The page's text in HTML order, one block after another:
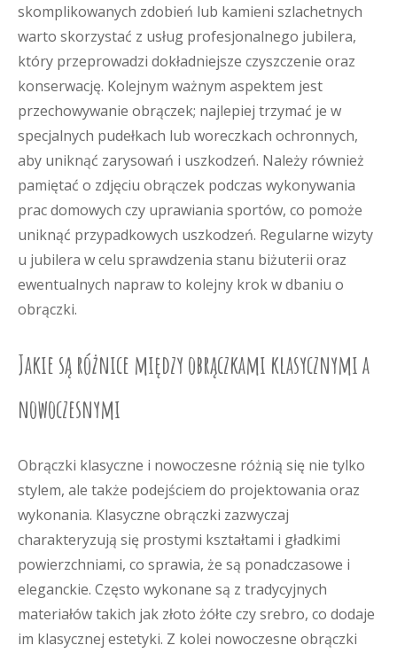
skomplikowanych zdobień lub kamieni szlachetnych
warto skorzystać z usług profesjonalnego jubilera,
który przeprowadzi dokładniejsze czyszczenie oraz
konserwację. Kolejnym ważnym aspektem jest
przechowywanie obrączek; najlepiej trzymać je w
specjalnych pudełkach lub woreczkach ochronnych,
aby uniknąć zarysowań i uszkodzeń. Należy również
pamiętać o zdjęciu obrączek podczas wykonywania
prac domowych czy uprawiania sportów, co pomoże
uniknąć przypadkowych uszkodzeń. Regularne wizyty
u jubilera w celu sprawdzenia stanu biżuterii oraz
ewentualnych napraw to kolejny krok w dbaniu o
obrączki.
Jakie są różnice między obrączkami klasycznymi a
nowoczesnymi
Obrączki klasyczne i nowoczesne różnią się nie tylko
stylem, ale także podejściem do projektowania oraz
wykonania. Klasyczne obrączki zazwyczaj
charakteryzują się prostymi kształtami i gładkimi
powierzchniami, co sprawia, że są ponadczasowe i
eleganckie. Często wykonane są z tradycyjnych
materiałów takich jak złoto żółte czy srebro, co dodaje
im klasycznej estetyki. Z kolei nowoczesne obrączki